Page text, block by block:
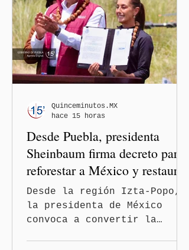
señalar que la libertad de
expresión puede debilitarse
de manera gradual hasta
convertirse en una
restricción al ejercicio
informativo.
Desde Puebla, presidenta
Sheinbaum firma decreto para
reforestar a México y restaurar
ecosistemas
Desde la región Izta-Popo,
la presidenta de México
convoca a convertir la
Quinceminutos.MX
hace 15 horas